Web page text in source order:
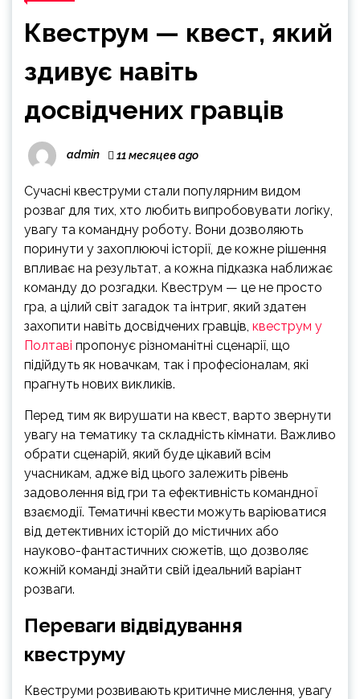
Квеструм — квест, який
здивує навіть
досвідчених гравців
admin 11 месяцев ago
Сучасні квеструми стали популярним видом
розваг для тих, хто любить випробовувати логіку,
увагу та командну роботу. Вони дозволяють
поринути у захоплюючі історії, де кожне рішення
впливає на результат, а кожна підказка наближає
команду до розгадки. Квеструм — це не просто
гра, а цілий світ загадок та інтриг, який здатен
захопити навіть досвідчених гравців, квеструм у
Полтаві пропонує різноманітні сценарії, що
підійдуть як новачкам, так і професіоналам, які
прагнуть нових викликів.
Перед тим як вирушати на квест, варто звернути
увагу на тематику та складність кімнати. Важливо
обрати сценарій, який буде цікавий всім
учасникам, адже від цього залежить рівень
задоволення від гри та ефективність командної
взаємодії. Тематичні квести можуть варіюватися
від детективних історій до містичних або
науково-фантастичних сюжетів, що дозволяє
кожній команді знайти свій ідеальний варіант
розваги.
Переваги відвідування
квеструму
Квеструми розвивають критичне мислення, увагу